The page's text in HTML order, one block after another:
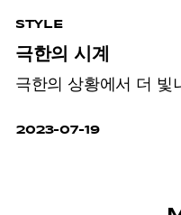
STYLE
극한의 시계
극한의 상황에서 더 빛
2023-07-19